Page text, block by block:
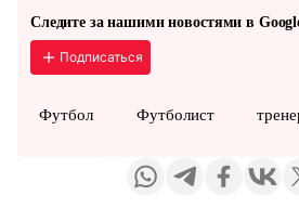
Следите за нашими новостями в
Подписаться
Футбол Футболист